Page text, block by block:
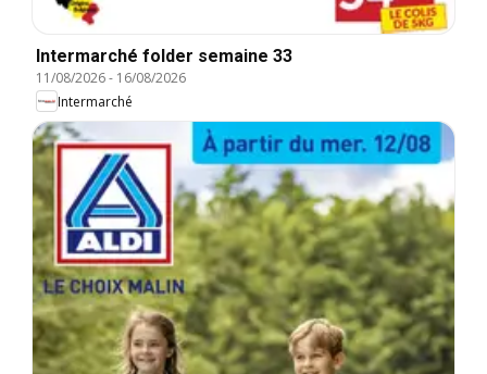
Intermarché folder semaine 33
11/08/2026- 16/08/2026
Intermarché